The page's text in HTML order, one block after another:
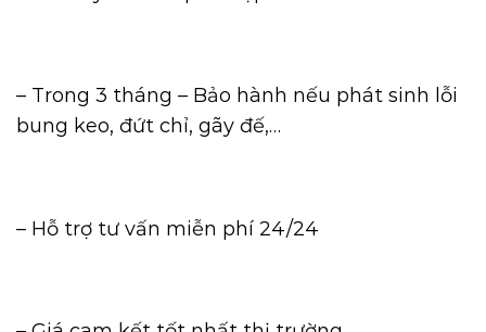
– Trong 3 tháng – Bảo hành nếu phát sinh lỗi
bung keo, đứt chỉ, gãy đế,…
– Hỗ trợ tư vấn miễn phí 24/24